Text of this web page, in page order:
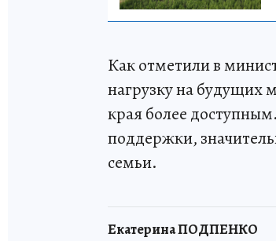
Как отметили в
нагрузку на будущих
края более
поддержки,
семьи.
Екатерина ПОДПЕНКО